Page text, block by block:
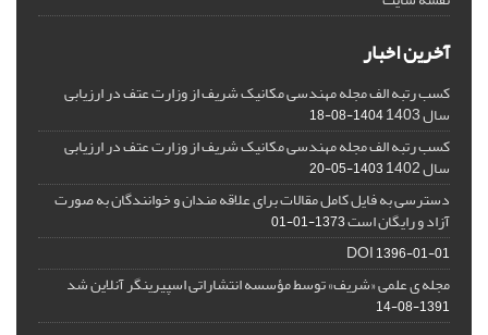
آخرین اخبار
کسب رتبه الف مجله مهندسی مکانیک شریف از وزارت عتف در ارزیابی
سال 1403 1404-08-18
کسب رتبه الف مجله مهندسی مکانیک شریف از وزارت عتف در ارزیابی
سال 1402 1403-05-20
دسترسی به فایل کامل مقالات برای علاقه مندان و خوانندگان به صورت
آزاد و رایگان است1373-01-01
DOI1396-01-01
مجله ی علمی «شریف» توسط مؤسسه انتشاراتی اسپیرینگر آنلاین شد
1391-08-14